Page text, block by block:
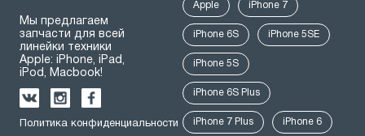
Мы предлагаем
запчасти для всей
линейки техники
Apple: iPhone, iPad,
iPod, Macbook!
Политика конфиденциальности
Apple iPhone 7
iPhone 6S iPhone 5SE
iPhone 5S
iPhone 6S Plus
iPhone 7 Plus iPhone 6